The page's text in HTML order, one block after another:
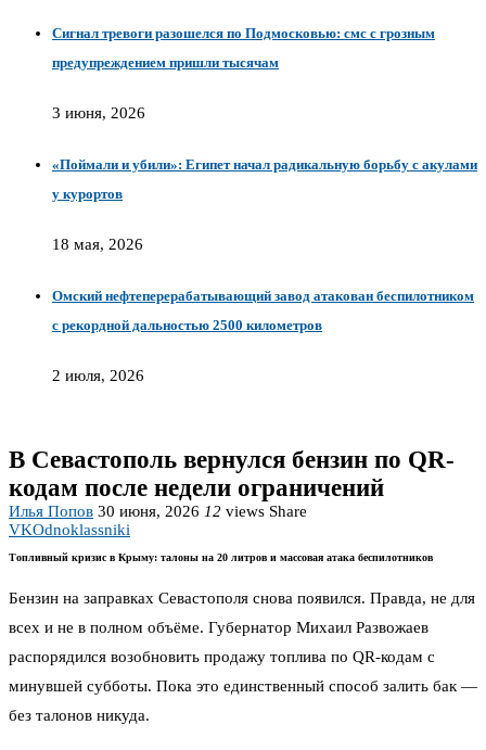
Сигнал тревоги разошелся по Подмосковью: смс с грозным
предупреждением пришли тысячам
3 июня, 2026
«Поймали и убили»: Египет начал радикальную борьбу с акулами
у курортов
18 мая, 2026
Омский нефтеперерабатывающий завод атакован беспилотником
с рекордной дальностью 2500 километров
2 июля, 2026
В Севастополь вернулся бензин по QR-
кодам после недели ограничений
Илья Попов 30 июня, 2026 12 views Share
VKOdnoklassniki
Топливный кризис в Крыму: талоны на 20 литров и массовая атака беспилотников
Бензин на заправках Севастополя снова появился. Правда, не для
всех и не в полном объёме. Губернатор Михаил Развожаев
распорядился возобновить продажу топлива по QR-кодам с
минувшей субботы. Пока это единственный способ залить бак —
без талонов никуда.